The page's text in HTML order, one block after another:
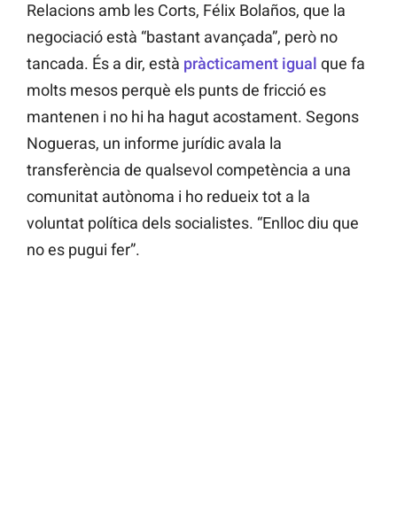
Relacions amb les Corts, Félix Bolaños, que la
negociació està “bastant avançada”, però no
tancada. És a dir, està pràcticament igual que fa
molts mesos perquè els punts de fricció es
mantenen i no hi ha hagut acostament. Segons
Nogueras, un informe jurídic avala la
transferència de qualsevol competència a una
comunitat autònoma i ho redueix tot a la
voluntat política dels socialistes. “Enlloc diu que
no es pugui fer”.